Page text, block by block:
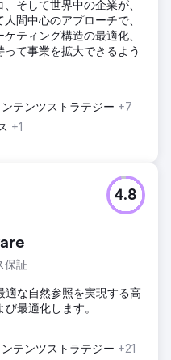
そして世界中の企業が、
間中心のアプローチで、
ティング構造の最適化、
て事業を拡大できるよう
テンツストラテジー +7
+1
保証
4.8
な自然参照を実現する高
最適化します。
テンツストラテジー +21